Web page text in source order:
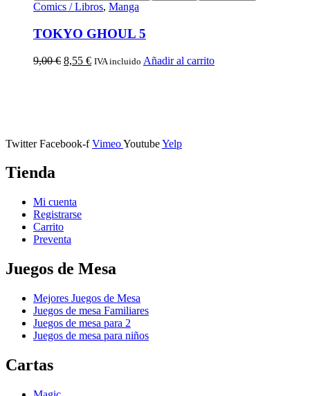
Comics / Libros, Manga
TOKYO GHOUL 5
9,00€ 8,55 € IVA incluido Añadir al carrito
Twitter Facebook-f VimeoYoutubeYelp
Tienda
Mi cuenta
Registrarse
Carrito
Preventa
Juegos de Mesa
Mejores Juegos de Mesa
Juegos de mesa Familiares
Juegos de mesa para 2
Juegos de mesa para niños
Cartas